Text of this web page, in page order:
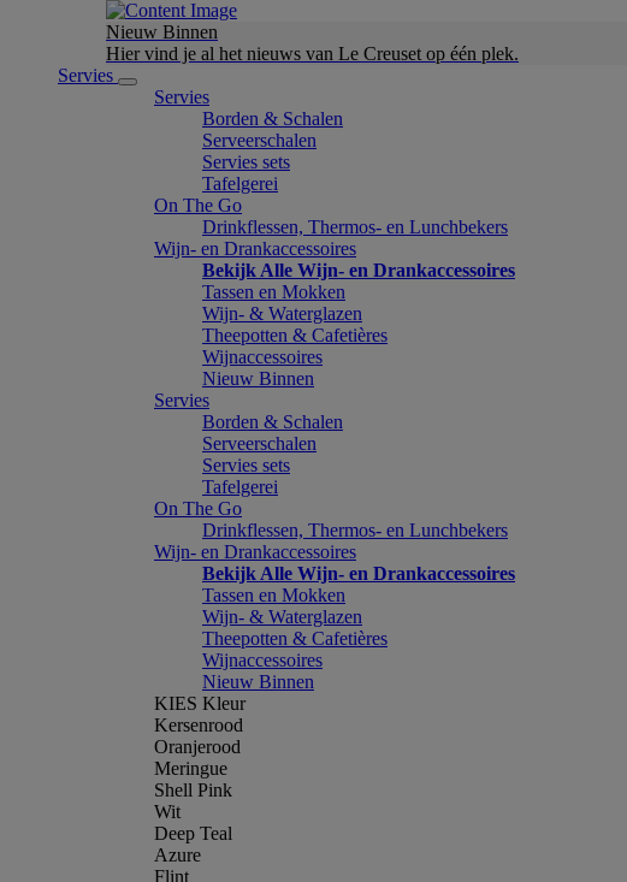
Nieuw Binnen
Hier vind je al het nieuws van Le Creuset op één plek.
Servies
Servies
Borden & Schalen
Serveerschalen
Servies sets
Tafelgerei
On The Go
Drinkflessen, Thermos- en Lunchbekers
Wijn- en Drankaccessoires
Bekijk Alle Wijn- en Drankaccessoires
Tassen en Mokken
Wijn- & Waterglazen
Theepotten & Cafetières
Wijnaccessoires
Nieuw Binnen
Servies
Borden & Schalen
Serveerschalen
Servies sets
Tafelgerei
On The Go
Drinkflessen, Thermos- en Lunchbekers
Wijn- en Drankaccessoires
Bekijk Alle Wijn- en Drankaccessoires
Tassen en Mokken
Wijn- & Waterglazen
Theepotten & Cafetières
Wijnaccessoires
Nieuw Binnen
KIES Kleur
Kersenrood
Oranjerood
Meringue
Shell Pink
Wit
Deep Teal
Azure
Flint